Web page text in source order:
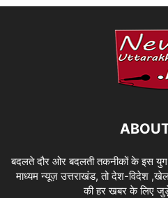
बदलते दौर ओर बदलती तकनीकों के इस
माध्यम न्यूज़ उत्तराखंड, तो देश-विदेश
की हर खबर के लिए